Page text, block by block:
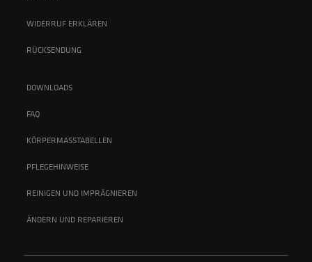
WIDERRUF ERKLÄREN
RÜCKSENDUNG
DOWNLOADS
FAQ
KÖRPERMASSTABELLEN
PFLEGEHINWEISE
REINIGEN UND IMPRÄGNIEREN
ÄNDERN UND REPARIEREN